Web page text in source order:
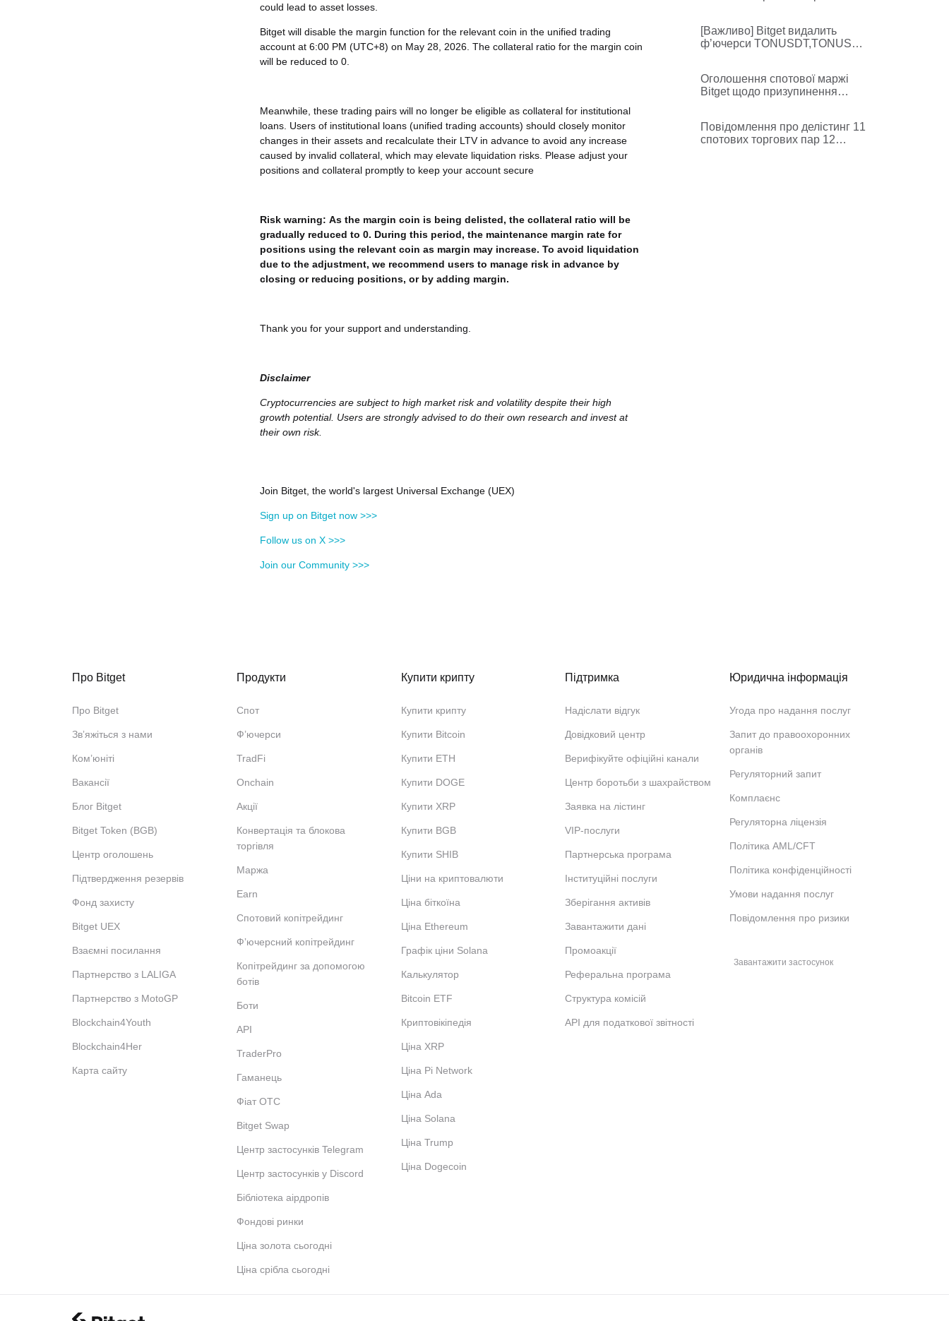
could lead to asset losses.
Bitget will disable the margin function for the relevant coin in the unified trading
account at 6:00 PM (UTC+8) on May 28, 2026. The collateral ratio for the margin coin
will be reduced to 0.
Meanwhile, these trading pairs will no longer be eligible as collateral for institutional
loans. Users of institutional loans (unified trading accounts) should closely monitor
changes in their assets and recalculate their LTV in advance to avoid any increase
caused by invalid collateral, which may elevate liquidation risks. Please adjust your
positions and collateral promptly to keep your account secure
Risk warning: As the margin coin is being delisted, the collateral ratio will be
gradually reduced to 0. During this period, the maintenance margin rate for
positions using the relevant coin as margin may increase. To avoid liquidation
due to the adjustment, we recommend users to manage risk in advance by
closing or reducing positions, or by adding margin.
Thank you for your support and understanding.
Disclaimer
Cryptocurrencies are subject to high market risk and volatility despite their high
growth potential. Users are strongly advised to do their own research and invest at
their own risk.
Join Bitget, the world's largest Universal Exchange (UEX)
Sign up on Bitget now >>>
Follow us on X >>>
Join our Community >>>
[Важливо] Bitget видалить
фʼючерси TONUSDT,TONUSDC
Оголошення спотової маржі
Bitget щодо призупинення
Повідомлення про делістинг 11
спотових торгових пар 12
Про Bitget
Про Bitget
Звʼяжіться з нами
Ком’юніті
Вакансії
Блог Bitget
Bitget Token (BGB)
Центр оголошень
Підтвердження резервів
Фонд захисту
Bitget UEX
Взаємні посилання
Партнерство з LALIGA
Партнерство з MotoGP
Blockchain4Youth
Blockchain4Her
Карта сайту
Продукти
Спот
Ф’ючерси
TradFi
Onchain
Акції
Конвертація та блокова
торгівля
Маржа
Earn
Спотовий копітрейдинг
Фʼючерсний копітрейдинг
Копітрейдинг за допомогою
ботів
Боти
API
TraderPro
Гаманець
Фіат OTC
Bitget Swap
Центр застосунків Telegram
Центр застосунків у Discord
Бібліотека аірдропів
Фондові ринки
Ціна золота сьогодні
Ціна срібла сьогодні
Купити крипту
Купити крипту
Купити Bitcoin
Купити ETH
Купити DOGE
Купити XRP
Купити BGB
Купити SHIB
Ціни на криптовалюти
Ціна біткоїна
Ціна Ethereum
Графік ціни Solana
Калькулятор
Bitcoin ETF
Криптовікіпедія
Ціна XRP
Ціна Pi Network
Ціна Ada
Ціна Solana
Ціна Trump
Ціна Dogecoin
Підтримка
Надіслати відгук
Довідковий центр
Верифікуйте офіційні канали
Центр боротьби з шахрайством
Заявка на лістинг
VIP-послуги
Партнерська програма
Інституційні послуги
Зберігання активів
Завантажити дані
Промоакції
Реферальна програма
Структура комісій
API для податкової звітності
Юридична інформація
Угода про надання послуг
Запит до правоохоронних
органів
Регуляторний запит
Комплаєнс
Регуляторна ліцензія
Політика AML/CFT
Політика конфіденційності
Умови надання послуг
Повідомлення про ризики
Завантажити застосунок